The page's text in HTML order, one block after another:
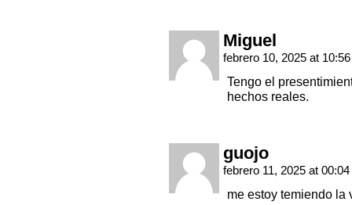
Miguel
febrero 10, 2025 at
Tengo el
hechos reales.
guojo
febrero 11, 2025 at 00:04
me estoy temiendo la